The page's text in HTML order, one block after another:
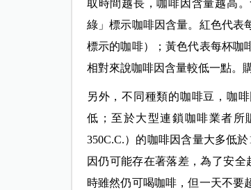
取時間越長，咖啡因含量越高
綠」標示咖啡因含量。紅色代表
標示的咖啡）；黃色代表每杯咖
相對來說咖啡因含量較低一點。
另外，不同種類的咖啡豆，咖
低；至於大型連鎖咖啡業者所
350C.C.）的咖啡因含量大多低
因仍可能存在著落差，為了安
時雖然仍可喝咖啡，但一天不要